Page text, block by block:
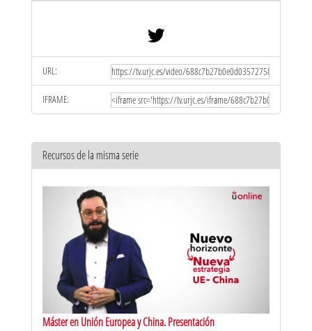
URL:
IFRAME:
Recursos de la misma serie
Máster en Unión Europea y China. Presentación